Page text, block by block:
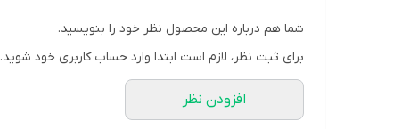
شما هم درباره این محصول نظر خود را بنویسید.
برای ثبت نظر، لازم است ابتدا وارد حساب کاربری خود شوید.
افزودن نظر